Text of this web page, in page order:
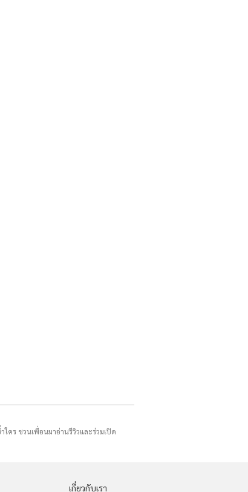
คร ชวนเพื่อนมาอ่านรีวิวและร่วมเปิด
เกี่ยวกับเรา